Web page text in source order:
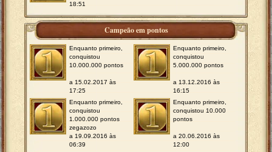
18:51
Campeão em pontos
Enquanto primeiro,
conquistou
10.000.000 pontos
a 15.02.2017 às
17:25
Enquanto primeiro,
conquistou
5.000.000 pontos
a 13.12.2016 às
16:15
Enquanto primeiro,
conquistou
1.000.000 pontos
zegazozo
a 19.09.2016 às
06:39
Enquanto primeiro,
conquistou 10.000
pontos
a 20.06.2016 às
12:00